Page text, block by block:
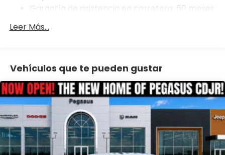
Hydraulic Power-Assist Steering
Single Stainless Steel Exhaust
31 Gal. Fuel Tank
Multi-Link Front Suspension w/Coil Springs
Solid Axle Rear Suspension w/Coil Springs
4-Wheel Disc Brakes w/4-Wheel ABS, Front And
Rear Vented Discs, Brake Assist and Hill Hold
Garantía de asistencia en carretera: 60 meses
Leer Más...
Vehículos que te pueden gustar